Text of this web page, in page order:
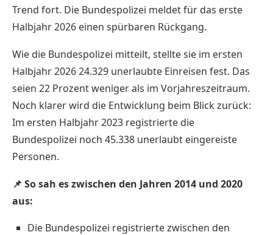
Trend fort. Die Bundespolizei meldet für das erste
Halbjahr 2026 einen spürbaren Rückgang.
Wie die Bundespolizei mitteilt, stellte sie im ersten
Halbjahr 2026 24.329 unerlaubte Einreisen fest. Das
seien 22 Prozent weniger als im Vorjahreszeitraum.
Noch klarer wird die Entwicklung beim Blick zurück:
Im ersten Halbjahr 2023 registrierte die
Bundespolizei noch 45.338 unerlaubt eingereiste
Personen.
📌 So sah es zwischen den Jahren 2014 und 2020
aus:
Die Bundespolizei registrierte zwischen den